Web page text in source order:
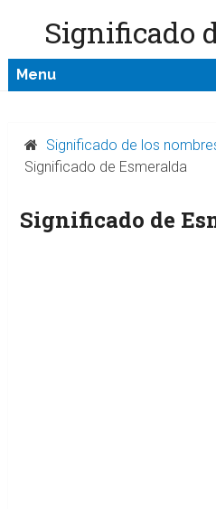
Significado
Menu
Significado de los
Significado de Esmeralda
Significado de